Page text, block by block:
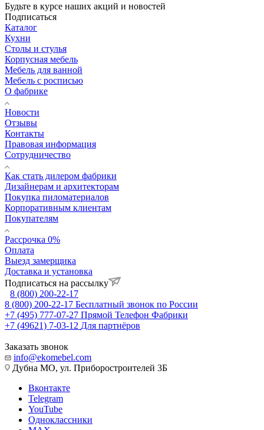
Будьте в курсе наших акций и новостей
Подписаться
Каталог
Кухни
Столы и стулья
Корпусная мебель
Мебель для ванной
Мебель с росписью
О фабрике
Новости
Отзывы
Контакты
Правовая информация
Сотрудничество
Как стать дилером фабрики
Дизайнерам и архитекторам
Покупка пиломатериалов
Корпоративным клиентам
Покупателям
Рассрочка 0%
Оплата
Выезд замерщика
Доставка и установка
Подписаться на рассылку
8 (800) 200-22-17
8 (800) 200-22-17 Бесплатный звонок по России
+7 (495) 777-07-27 Прямой Телефон Фабрики
+7 (49621) 7-03-12 Для партнёров
Заказать звонок
info@ekomebel.com
Дубна МО, ул. Приборостроителей 3Б
Вконтакте
Telegram
YouTube
Одноклассники